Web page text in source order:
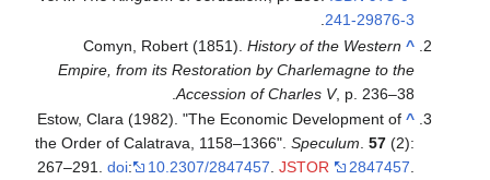
241-29876-3
.
^
Comyn, Robert (1851).History of the Western
Empire, from its Restoration by Charlemagne to the
Accession of Charles V, p. 236–38.
^
Estow, Clara (1982). "The Economic Development of
the Order of Calatrava, 1158–1366".Speculum .57 (2):
267–291.doi: 10.2307/2847457 .JSTOR 2847457